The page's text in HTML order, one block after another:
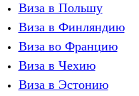
Виза в Польшу
Виза в Финляндию
Виза во Францию
Виза в Чехию
Виза в Эстонию